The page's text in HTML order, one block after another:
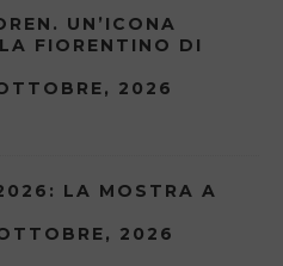
UN’ICONA
FIORENTINO DI
2026
LA MOSTRA A
2026